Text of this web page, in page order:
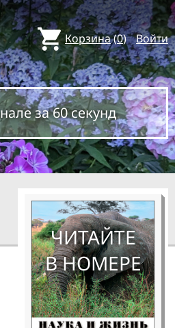
Корзина(0) Войти
за 60 секунд
ЧИТАЙТЕ
В НОМЕРЕ